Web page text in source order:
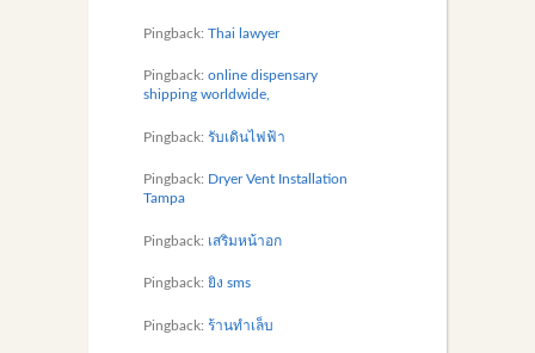
Pingback: Thai lawyer
Pingback: online dispensary
shipping worldwide,
Pingback: รับเดินไฟฟ้า
Pingback: Dryer Vent Installation
Tampa
Pingback: เสริมหน้าอก
Pingback: ยิง sms
Pingback: ร้านทำเล็บ